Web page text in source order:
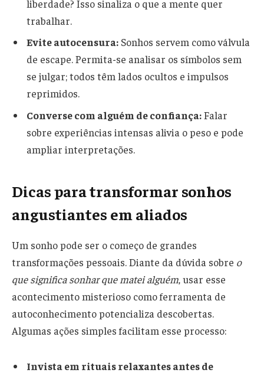
liberdade? Isso sinaliza o que a mente quer
trabalhar.
Evite autocensura: Sonhos servem como válvula
de escape. Permita-se analisar os símbolos sem
se julgar; todos têm lados ocultos e impulsos
reprimidos.
Converse com alguém de confiança:Falar
sobre experiências intensas alivia o peso e pode
ampliar interpretações.
Dicas para transformar sonhos
angustiantes em aliados
Um sonho pode ser o começo de grandes
transformações pessoais. Diante da dúvida sobre o
que significa sonhar que matei alguém, usar esse
acontecimento misterioso como ferramenta de
autoconhecimento potencializa descobertas.
Algumas ações simples facilitam esse processo:
Invista em rituais relaxantes antes de